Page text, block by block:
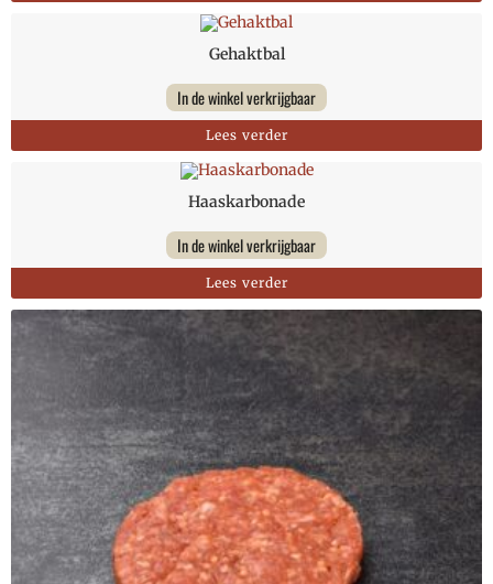
Gehaktbal
In de winkel verkrijgbaar
Lees verder
Haaskarbonade
In de winkel verkrijgbaar
Lees verder